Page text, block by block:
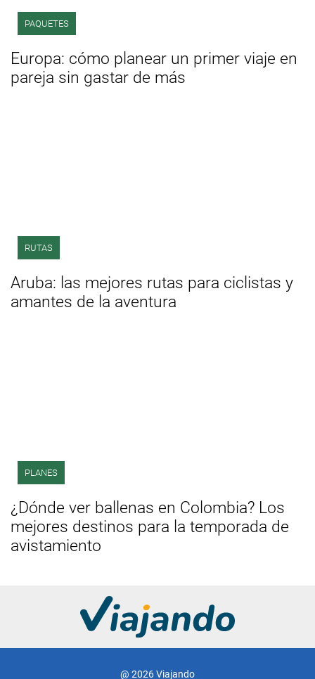
PAQUETES
Europa: cómo planear un primer viaje en
pareja sin gastar de más
RUTAS
Aruba: las mejores rutas para ciclistas y
amantes de la aventura
PLANES
¿Dónde ver ballenas en Colombia? Los
mejores destinos para la temporada de
avistamiento
@ 2026 Viajando